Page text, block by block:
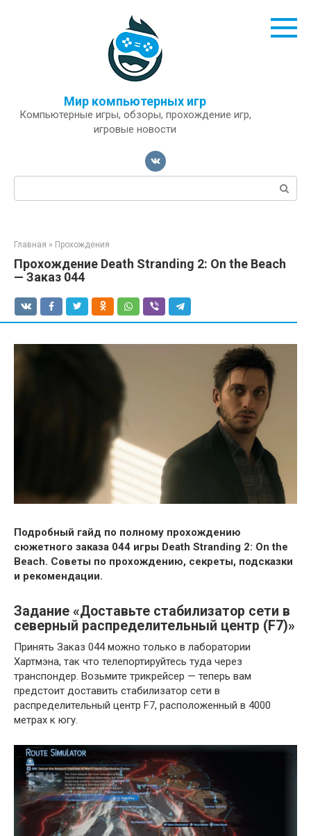
Мир компьютерных игр
Компьютерные игры, обзоры, прохождение игр,
игровые новости
Поиск:
Главная » Прохождения
Прохождение Death Stranding 2: On the Beach
— Заказ 044
Подробный гайд по полному прохождению
сюжетного заказа 044 игры Death Stranding 2: On the
Beach. Советы по прохождению, секреты, подсказки
и рекомендации.
Задание «Доставьте стабилизатор сети в
северный распределительный центр (F7)»
Принять Заказ 044 можно только в лаборатории
Хартмэна, так что телепортируйтесь туда через
транспондер. Возьмите трикрейсер — теперь вам
предстоит доставить стабилизатор сети в
распределительный центр F7, расположенный в 4000
метрах к югу.